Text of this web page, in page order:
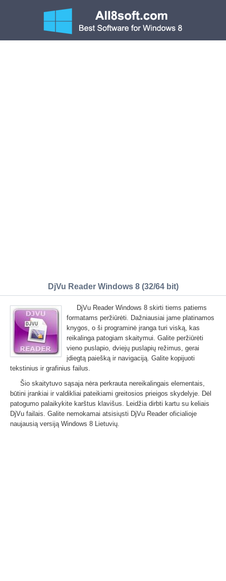
DjVu Reader Windows 8 (32/64 bit)
DjVu Reader Windows 8 skirti tiems patiems
formatams peržiūrėti. Dažniausiai jame platinamos
knygos, o ši programinė įranga turi viską, kas
reikalinga patogiam skaitymui. Galite peržiūrėti
vieno puslapio, dviejų puslapių režimus, gerai
įdiegtą paiešką ir navigaciją. Galite kopijuoti
tekstinius ir grafinius failus.
Šio skaitytuvo sąsaja nėra perkrauta nereikalingais elementais,
būtini įrankiai ir valdikliai pateikiami greitosios prieigos skydelyje. Dėl
patogumo palaikykite karštus klavišus. Leidžia dirbti kartu su keliais
DjVu failais. Galite nemokamai atsisiųsti DjVu Reader oficialioje
naujausią versiją Windows 8 Lietuvių.